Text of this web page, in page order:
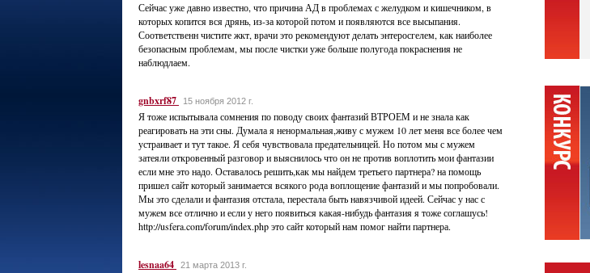
Сейчас уже давно известно, что причина АД в проблемах с желудком и кишечником, в
которых копится вся дрянь, из-за которой потом и появляются все высыпания.
Соответственн чистите жкт, врачи это рекомендуют делать энтеросгелем, как наиболее
безопасным проблемам, мы после чистки уже больше полугода покраснения не
наблюдлаем.
gnbxrf87 15 ноября 2012 г.
Я тоже испытывала сомнения по поводу своих фантазий ВТРОЕМ и не знала как
реагировать на эти сны. Думала я ненормальная,живу с мужем 10 лет меня все более чем
устраивает и тут такое. Я себя чувствовала предательницей. Но потом мы с мужем
затеяли откровенный разговор и выяснилось что он не против воплотить мои фантазии
если мне это надо. Оставалось решить,как мы найдем третьего партнера? на помощь
пришел сайт который занимается всякого рода воплощение фантазий и мы попробовали.
Мы это сделали и фантазия отстала, перестала быть навязчивой идеей. Сейчас у нас с
мужем все отлично и если у него появиться какая-нибудь фантазия я тоже соглашусь!
http://usfera.com/forum/index.php это сайт который нам помог найти партнера.
lesnaa64 21 марта 2013 г.